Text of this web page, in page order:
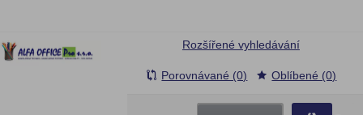
Rozšířené vyhledávání
Porovnávané (0) Oblíbené (0)